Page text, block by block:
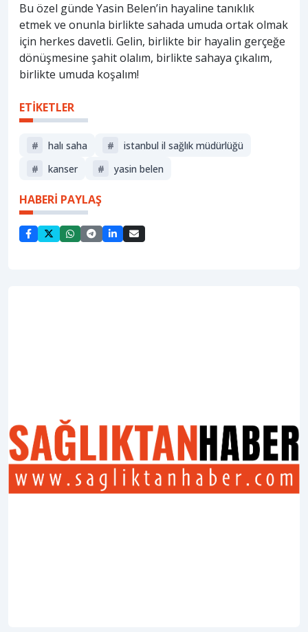
Bu özel günde Yasin Belen’in hayaline tanıklık
etmek ve onunla birlikte sahada umuda ortak olmak
için herkes davetli. Gelin, birlikte bir hayalin gerçeğe
dönüşmesine şahit olalım, birlikte sahaya çıkalım,
birlikte umuda koşalım!
ETİKETLER
# halı saha #
i̇stanbul i̇l sağlık müdürlüğü
#
kanser # yasin belen
HABERİ PAYLAŞ